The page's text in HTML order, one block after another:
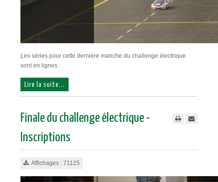
Les séries pour cette dernière manche du challenge électrique
sont en lignes :
Lire la suite...
Finale du challenge électrique -
Inscriptions
Affichages : 71125